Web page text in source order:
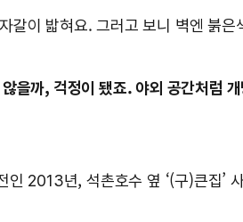
이 밟혀요. 그러고 보니 벽엔 붉
을까, 걱정이 됐죠. 야외 공간처럼
2013년, 석촌호수 옆 ‘(구)큰집’